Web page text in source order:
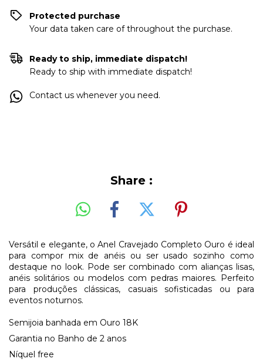
Protected purchase
Your data taken care of throughout the purchase.
Ready to ship, immediate dispatch!
Ready to ship with immediate dispatch!
Contact us whenever you need.
Share :
Versátil e elegante, o Anel Cravejado Completo Ouro é ideal
para compor mix de anéis ou ser usado sozinho como
destaque no look. Pode ser combinado com alianças lisas,
anéis solitários ou modelos com pedras maiores. Perfeito
para produções clássicas, casuais sofisticadas ou para
eventos noturnos.
Semijoia banhada em Ouro 18K
Garantia no Banho de 2 anos
Níquel free